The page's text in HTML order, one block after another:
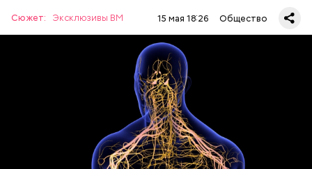
Сюжет: Эксклюзивы ВМ 15 мая 18:26 Общество